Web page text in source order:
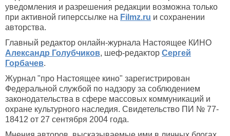
уведомления и разрешения редакции возможна только
при активной гиперссылке на Filmz.ru и сохранении
авторства.
Главный редактор онлайн-журнала Настоящее КИНО
Александр Голубчиков, шеф-редактор Сергей
Горбачев.
Журнал "про Настоящее кино" зарегистрирован
Федеральной службой по надзору за соблюдением
законодательства в сфере массовых коммуникаций и
охране культурного наследия. Свидетельство ПИ № 77-
18412 от 27 сентября 2004 года.